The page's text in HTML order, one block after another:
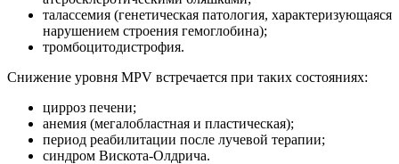
талассемия (генетическая патология, характеризующаяся
нарушением строения гемоглобина);
тромбоцитодистрофия.
Снижение уровня MPV встречается при таких состояниях:
цирроз печени;
анемия (мегалобластная и пластическая);
период реабилитации после лучевой терапии;
синдром Вискота-Олдрича.